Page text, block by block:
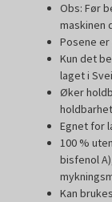
Obs: Før
maskinen
Posene
Kun det
laget i
Øker
Egnet for
100 %
bisfenol
Kan